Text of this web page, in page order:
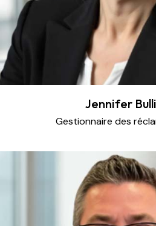
Jennifer
Gestionnaire des